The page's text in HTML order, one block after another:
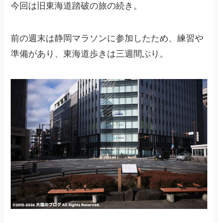
今回は旧東海道踏破の旅の続き。
前の週末は静岡マラソンに参加したため、練習や
準備があり、東海道歩きは三週間ぶり。